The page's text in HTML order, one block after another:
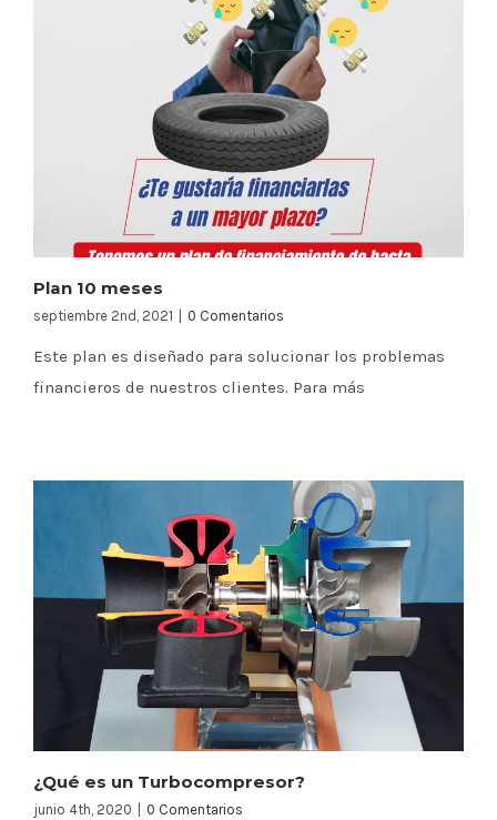
Plan 10 meses
septiembre 2nd, 2021 0 Comentarios
Este plan es diseñado para solucionar los problemas
financieros de nuestros clientes. Para más
¿Qué es un Turbocompresor?
junio 4th, 2020 0 Comentarios